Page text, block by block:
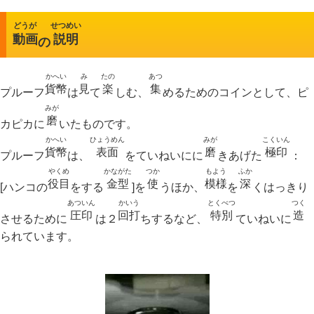
公式SNS
動画
どうが
の 説明
せつめい
プルーフ貨幣
かへい
は 見
み
て 楽
たの
しむ、 集
あつ
めるためのコインとして、ピ
カピカに 磨
みが
いたものです。
プルーフ貨幣
かへい
は、 表面
ひょうめん
をていねいにに 磨
みが
きあげた 極印
こくいん
：
[ハンコの役目
やくめ
をする 金型
かながた
]を使
つか
うほか、 模様
もよう
を深
ふか
くはっきり
させるために 圧印
あついん
は２ 回打
かいう
ちするなど、 特別
とくべつ
ていねいに 造
つく
られています。